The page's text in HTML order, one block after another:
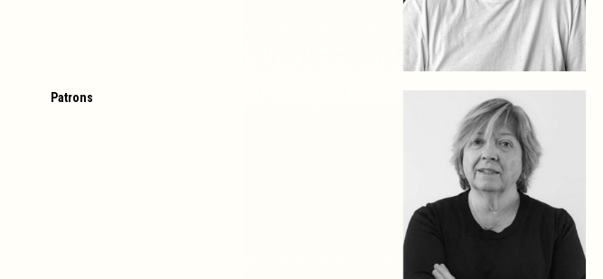
Patrons